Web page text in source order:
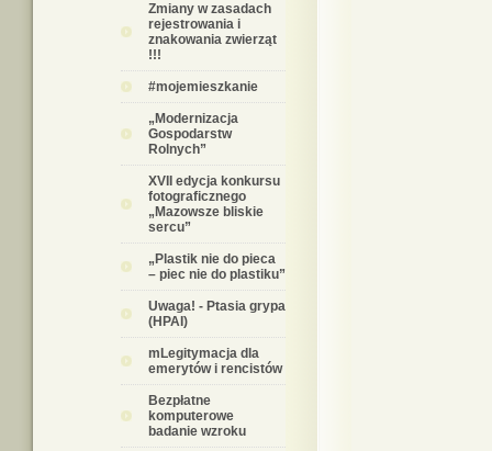
Zmiany w zasadach
rejestrowania i
znakowania zwierząt
!!!
#mojemieszkanie
„Modernizacja
Gospodarstw
Rolnych”
XVII edycja konkursu
fotograficznego
„Mazowsze bliskie
sercu”
„Plastik nie do pieca
– piec nie do plastiku”
Uwaga! - Ptasia grypa
(HPAI)
mLegitymacja dla
emerytów i rencistów
Bezpłatne
komputerowe
badanie wzroku